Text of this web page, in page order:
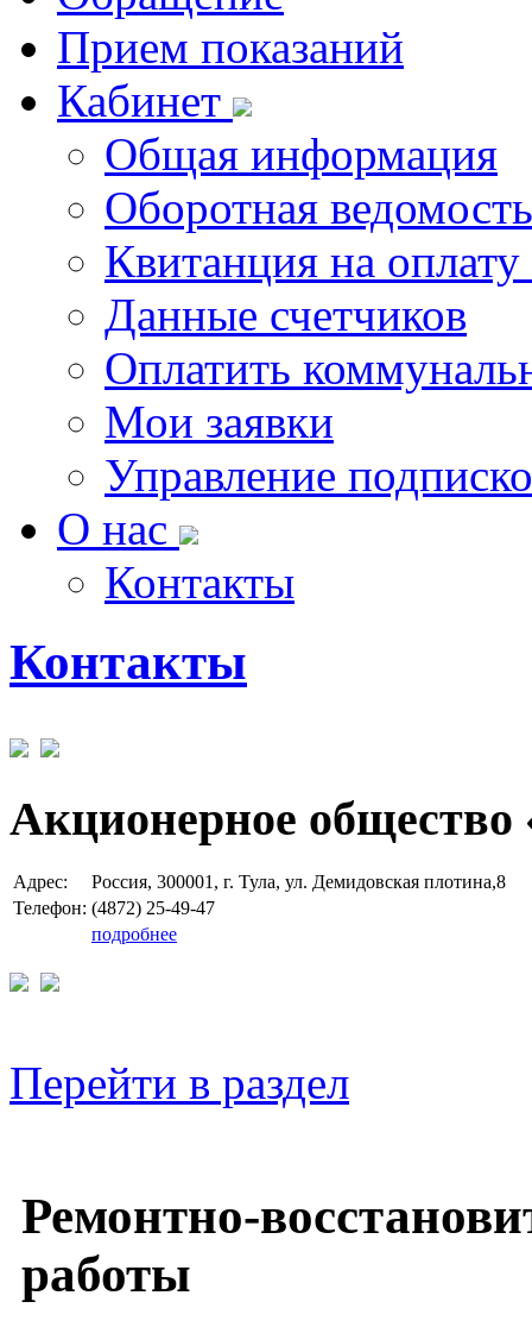
Прием показаний
Кабинет
Общая информация
Оборотная ведомость
Квитанция на
Данные счетчиков
Оплатить
Мои заявки
Управление
О нас
Контакты
Контакты
Акционерное общество
Адрес:
Россия, 300001, г. Тула, ул. Демидовская плотина,8
Телефон: (4872) 25-49-47
подробнее
Перейти в раздел
Ремонтно-
работы